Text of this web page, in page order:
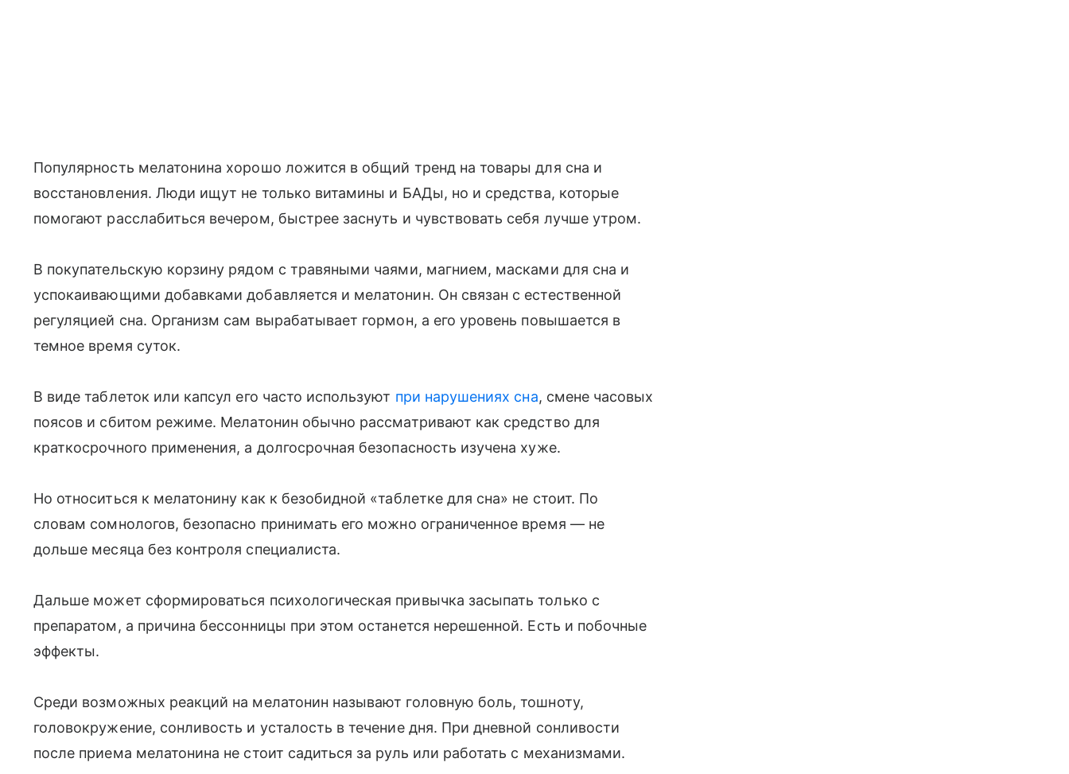
Популярность мелатонина хорошо ложится в общий тренд на товары для сна и
восстановления. Люди ищут не только витамины и БАДы, но и средства, которые
помогают расслабиться вечером, быстрее заснуть и чувствовать себя лучше утром.
В покупательскую корзину рядом с травяными чаями, магнием, масками для сна и
успокаивающими добавками добавляется и мелатонин. Он связан с естественной
регуляцией сна. Организм сам вырабатывает гормон, а его уровень повышается в
темное время суток.
В виде таблеток или капсул его часто используют при нарушениях сна, смене часовых
поясов и сбитом режиме. Мелатонин обычно рассматривают как средство для
краткосрочного применения, а долгосрочная безопасность изучена хуже.
Но относиться к мелатонину как к безобидной «таблетке для сна» не стоит. По
словам сомнологов, безопасно принимать его можно ограниченное время — не
дольше месяца без контроля специалиста.
Дальше может сформироваться психологическая привычка засыпать только с
препаратом, а причина бессонницы при этом останется нерешенной. Есть и побочные
эффекты.
Среди возможных реакций на мелатонин называют головную боль, тошноту,
головокружение, сонливость и усталость в течение дня. При дневной сонливости
после приема мелатонина не стоит садиться за руль или работать с механизмами.